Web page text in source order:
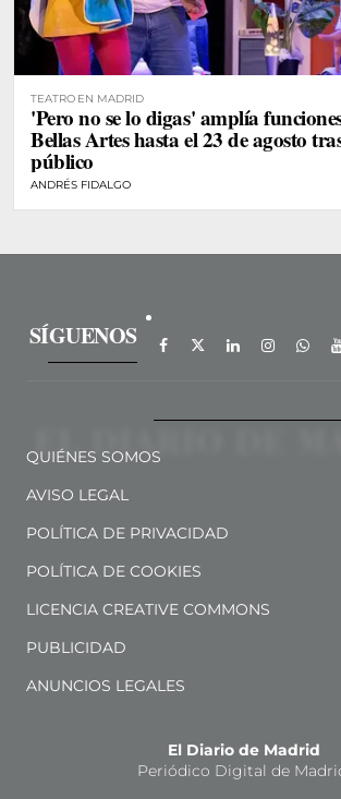
TEATRO EN MADRID
'Pero no se lo digas' amplía
Bellas Artes hasta el 23 de agosto
público
ANDRÉS FIDALGO
SÍGUENOS
QUIÉNES SOMOS
AVISO LEGAL
POLÍTICA DE PRIVACIDAD
POLÍTICA DE COOKIES
LICENCIA CREATIVE COMMONS
PUBLICIDAD
ANUNCIOS LEGALES
El Diario de Madrid
Periódico Digital de